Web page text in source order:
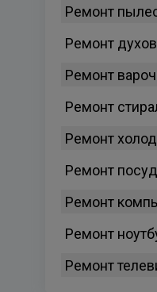
Ремонт
Ремонт
Ремонт
Ремонт
Ремонт
Ремонт
Ремонт
Ремонт
Ремонт